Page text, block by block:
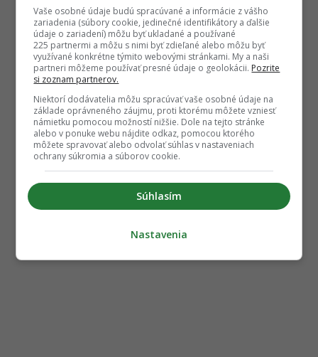
Vaše osobné údaje budú spracúvané a informácie z vášho
zariadenia (súbory cookie, jedinečné identifikátory a ďalšie
údaje o zariadení) môžu byť ukladané a používané
225 partnermi a môžu s nimi byť zdieľané alebo môžu byť
využívané konkrétne týmito webovými stránkami. My a naši
partneri môžeme používať presné údaje o geolokácii. Pozrite
si zoznam partnerov.
Niektorí dodávatelia môžu spracúvať vaše osobné údaje na
základe oprávneného záujmu, proti ktorému môžete vzniesť
námietku pomocou možností nižšie. Dole na tejto stránke
alebo v ponuke webu nájdite odkaz, pomocou ktorého
môžete spravovať alebo odvolať súhlas v nastaveniach
ochrany súkromia a súborov cookie.
Súhlasím
Nastavenia